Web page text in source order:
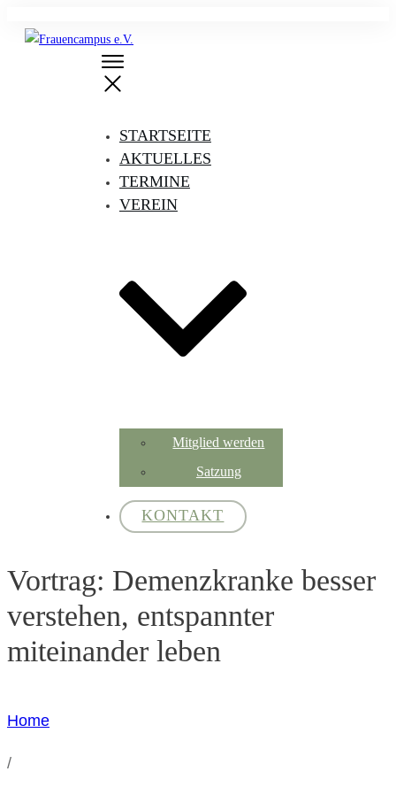
STARTSEITE
AKTUELLES
TERMINE
VEREIN
Mitglied werden
Satzung
KONTAKT
Vortrag: Demenzkranke besser
verstehen, entspannter
miteinander leben
Home
/